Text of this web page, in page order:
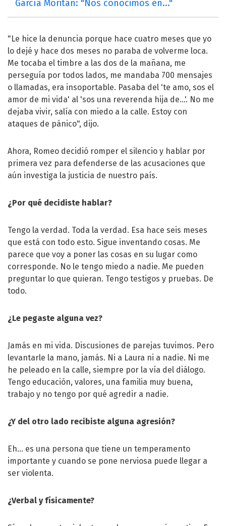
García Moritán: "Nos conocimos en..."
"Le hice la denuncia porque hace cuatro meses que yo
lo dejé y hace dos meses no paraba de volverme loca.
Me tocaba el timbre a las dos de la mañana, me
perseguía por todos lados, me mandaba 700 mensajes
o llamadas, era insoportable. Pasaba del 'te amo, sos el
amor de mi vida' al 'sos una reverenda hija de…'. No me
dejaba vivir, salía con miedo a la calle. Estoy con
ataques de pánico", dijo.
Ahora, Romeo decidió romper el silencio y hablar por
primera vez para defenderse de las acusaciones que
aún investiga la justicia de nuestro país.
¿Por qué decidiste hablar?
Tengo la verdad. Toda la verdad. Esa hace seis meses
que está con todo esto. Sigue inventando cosas. Me
parece que voy a poner las cosas en su lugar como
corresponde. No le tengo miedo a nadie. Me pueden
preguntar lo que quieran. Tengo testigos y pruebas. De
todo.
¿Le pegaste alguna vez?
Jamás en mi vida. Discusiones de parejas tuvimos. Pero
levantarle la mano, jamás. Ni a Laura ni a nadie. Ni me
he peleado en la calle, siempre por la vía del diálogo.
Tengo educación, valores, una familia muy buena,
trabajo y no tengo por qué agredir a nadie.
¿Y del otro lado recibiste alguna agresión?
Eh… es una persona que tiene un temperamento
importante y cuando se pone nerviosa puede llegar a
ser violenta.
¿Verbal y físicamente?